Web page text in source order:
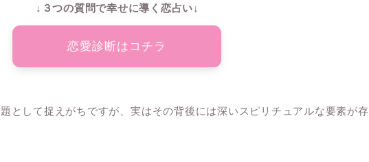
↓３つの質問で幸せに導く恋占い↓
恋愛診断はコチラ
として捉えがちですが、実はその背後には深いスピリチュアルな要素が存